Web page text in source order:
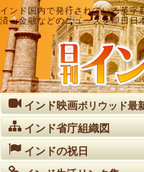
インド国内で発行されている英字
済・金融などのニュースを即日日
インド映画ボリウッド最
インド省庁組織図
インドの祝日